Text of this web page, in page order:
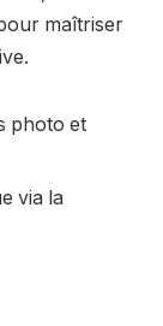
maîtriser
photo et
via la